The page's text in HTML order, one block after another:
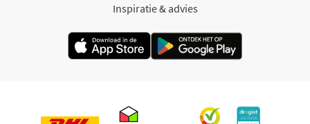
Inspiratie & advies